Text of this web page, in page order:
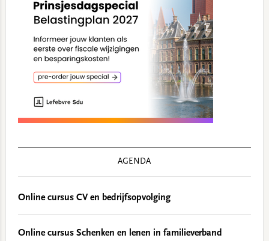
AGENDA
Online cursus CV en bedrijfsopvolging
Online cursus Schenken en lenen in familieverband